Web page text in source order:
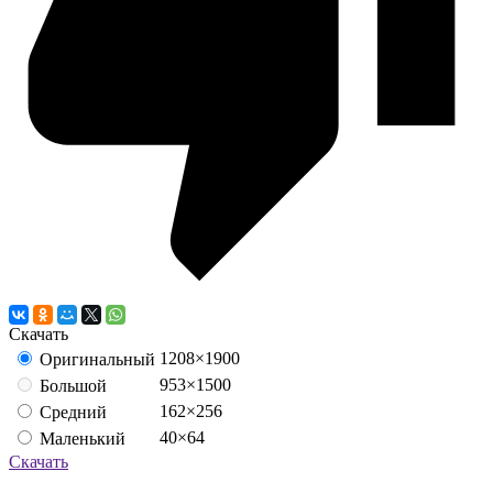
Скачать
Оригинальный 1208×1900
Большой
953×1500
Средний
162×256
Маленький
40×64
Скачать